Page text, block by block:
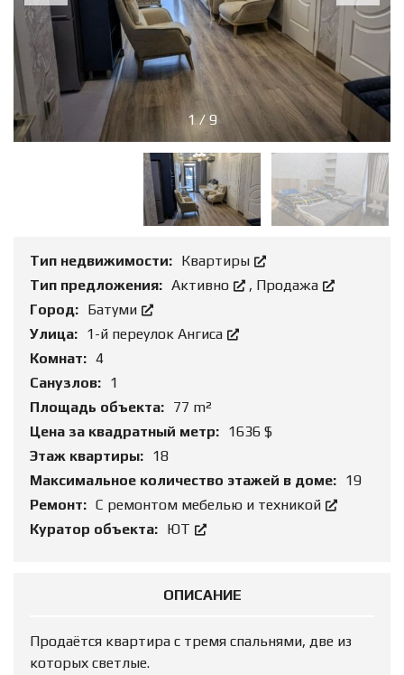
1/ 9
Тип недвижимости: Квартиры
Тип предложения: Активно , Продажа
Город: Батуми
Улица: 1-й переулок Ангиса
Комнат: 4
Санузлов: 1
Площадь объекта: 77 m²
Цена за квадратный метр: 1636 $
Этаж квартиры: 18
Максимальное количество этажей в доме: 19
Ремонт: С ремонтом мебелью и техникой
Куратор объекта: ЮТ
ОПИСАНИЕ
Продаётся квартира с тремя спальнями, две из
которых светлые.